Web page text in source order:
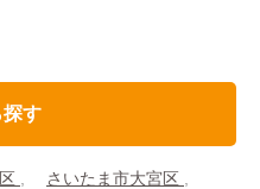
す
さいたま市大宮区